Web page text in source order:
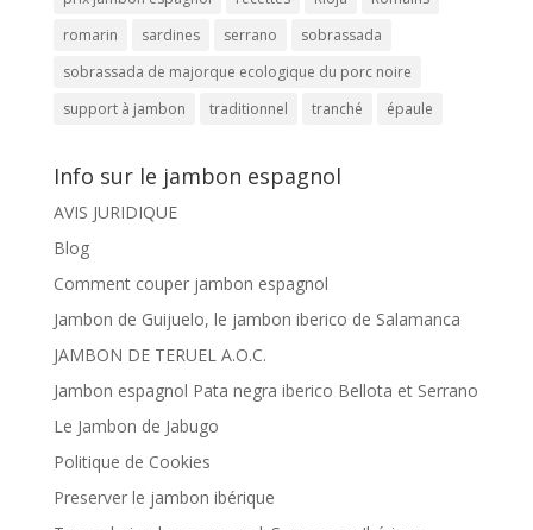
romarin
sardines serrano
sobrassada
sobrassada de majorque ecologique du porc noire
support à jambon
traditionnel tranché épaule
Info sur le jambon espagnol
AVIS JURIDIQUE
Blog
Comment couper jambon espagnol
Jambon de Guijuelo, le jambon iberico de Salamanca
JAMBON DE TERUEL A.O.C.
Jambon espagnol Pata negra iberico Bellota et Serrano
Le Jambon de Jabugo
Politique de Cookies
Preserver le jambon ibérique